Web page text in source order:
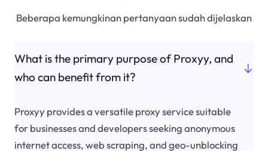
Beberapa kemungkinan pertanyaan sudah dijelaskan
What is the primary purpose of Proxyy, and
who can benefit from it?
Proxyy provides a versatile proxy service suitable
for businesses and developers seeking anonymous
internet access, web scraping, and geo-unblocking